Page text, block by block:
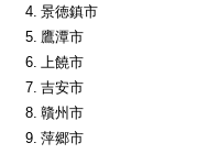
4. 景徳鎮市
5. 鷹潭市
6. 上饒市
7. 吉安市
8. 贛州市
9. 萍郷市